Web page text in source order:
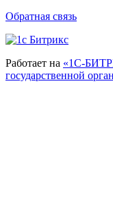
Обратная связь
Работает на «1С-
государственной